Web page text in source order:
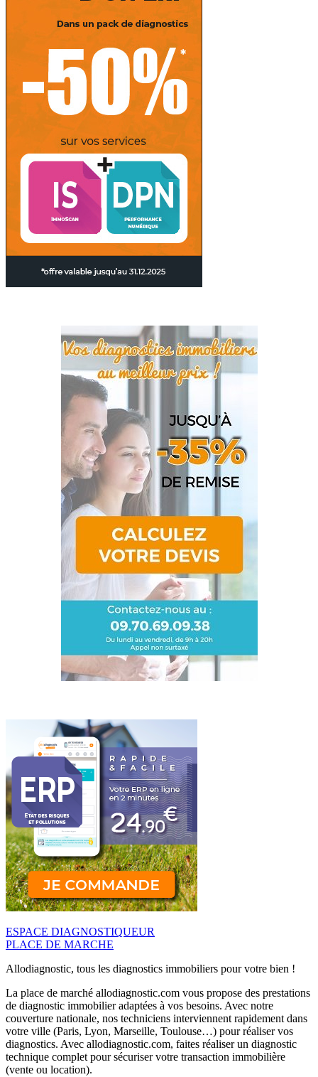
ESPACE DIAGNOSTIQUEUR
PLACE DE MARCHE
Allodiagnostic, tous les diagnostics immobiliers pour votre bien !
La place de marché allodiagnostic.com vous propose des prestations
de diagnostic immobilier adaptées à vos besoins. Avec notre
couverture nationale, nos techniciens interviennent rapidement dans
votre ville (Paris, Lyon, Marseille, Toulouse…) pour réaliser vos
diagnostics. Avec allodiagnostic.com, faites réaliser un diagnostic
technique complet pour sécuriser votre transaction immobilière
(vente ou location).